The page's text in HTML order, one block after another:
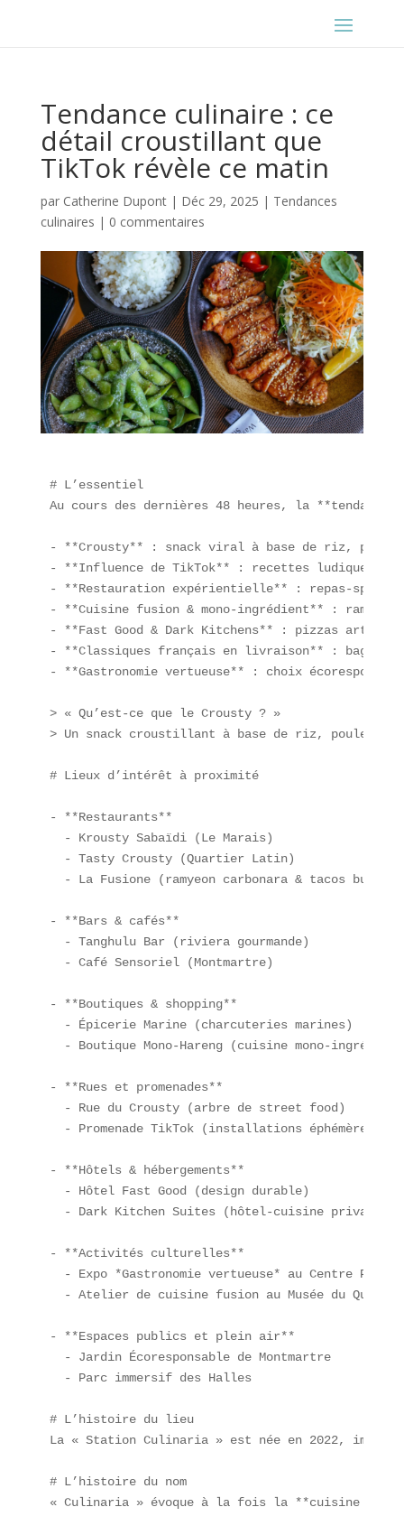
Tendance culinaire : ce
détail croustillant que
TikTok révèle ce matin
par Catherine Dupont| Déc 29, 2025 | Tendances
culinaires | 0 commentaires
# L’essentiel
Au cours des dernières 48 heures, la **tendance
- **Crousty** : snack viral à base de riz,
- **Influence de TikTok** : recettes ludiques
- **Restauration expérientielle** : repas-
- **Cuisine fusion & mono-ingrédient** :
- **Fast Good & Dark Kitchens** : pizzas
- **Classiques français en livraison** :
- **Gastronomie vertueuse** : choix
> « Qu’est-ce que le Crousty ? »
> Un snack croustillant à base de riz, poulet
# Lieux d’intérêt à proximité
- **Restaurants**
  - Krousty Sabaïdi (Le Marais)
  - Tasty Crousty (Quartier Latin)
- La Fusione (ramyeon carbonara & tacos
- **Bars & cafés**
  - Tanghulu Bar (riviera gourmande)
  - Café Sensoriel (Montmartre)
- **Boutiques & shopping**
  - Épicerie Marine (charcuteries marines)
- Boutique Mono-Hareng (cuisine mono-
- **Rues et promenades**
  - Rue du Crousty (arbre de street food)
  - Promenade TikTok (installations éphémères)
- **Hôtels & hébergements**
  - Hôtel Fast Good (design durable)
- Dark Kitchen Suites (hôtel-cuisine
- **Activités culturelles**
- Expo *Gastronomie vertueuse* au Centre
- Atelier de cuisine fusion au Musée du Quai
- **Espaces publics et plein air**
  - Jardin Écoresponsable de Montmartre
  - Parc immersif des Halles
# L’histoire du lieu
La « Station Culinaria » est née en 2022,
# L’histoire du nom
« Culinaria » évoque à la fois la **cuisine